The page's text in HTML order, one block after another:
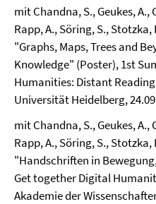
mit Chandna, S., Geukes, A.,
Rapp, A., Söring, S., Stotzka,
"Graphs, Maps, Trees and
Knowledge" (Poster), 1st
Humanities: Distant
Universität Heidelberg,
mit Chandna, S., Geukes, A.,
Rapp, A., Söring, S., Stotzka,
"Handschriften in
Get together Digital
Akademie der